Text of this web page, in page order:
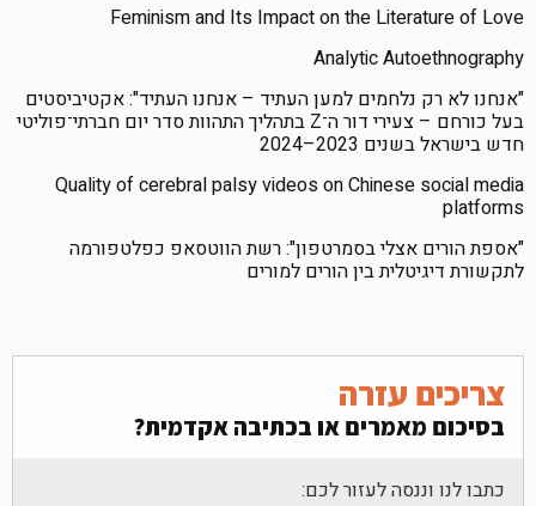
Feminism and Its Impact on the Literature of Love
Analytic Autoethnography
"אנחנו לא רק נלחמים למען העתיד – אנחנו העתיד": אקטיביסטים
בעל כורחם – צעירי דור ה־Z בתהליך התהוות סדר יום חברתי־פוליטי
חדש בישראל בשנים 2023–2024
Quality of cerebral palsy videos on Chinese social media
platforms
"אספת הורים אצלי בסמרטפון": רשת הווטסאפ כפלטפורמה
לתקשורת דיגיטלית בין הורים למורים
צריכים עזרה
בסיכום מאמרים או בכתיבה אקדמית?
כתבו לנו וננסה לעזור לכם: